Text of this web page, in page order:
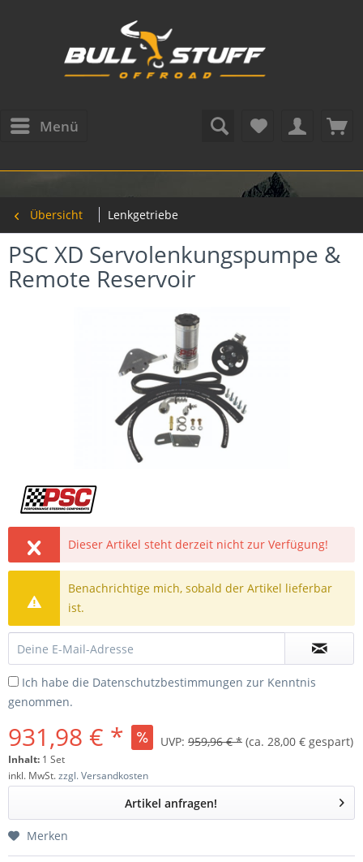
Menü
Übersicht Lenkgetriebe
PSC XD Servolenkungspumpe &
Remote Reservoir
Dieser Artikel steht derzeit nicht zur Verfügung!
Benachrichtige mich, sobald der Artikel lieferbar
ist.
Ich habe die Datenschutzbestimmungen zur Kenntnis
genommen.
931,98 € * UVP: 959,96 € * (ca. 28,00 € gespart)
Inhalt: 1 Set
inkl. MwSt.zzgl. Versandkosten
Artikel anfragen!
Merken